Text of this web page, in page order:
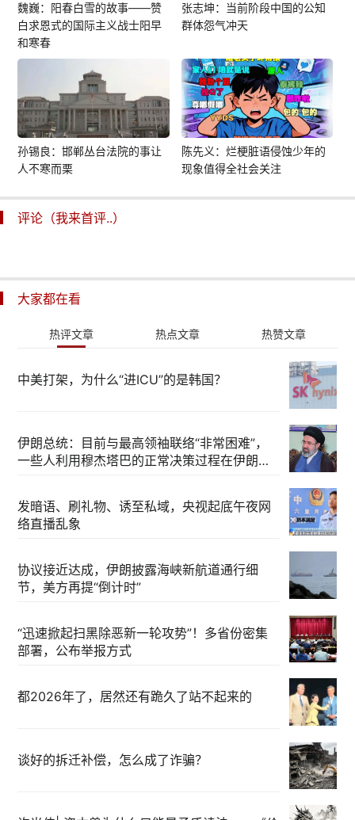
魏巍：阳春白雪的故事——赞
白求恩式的国际主义战士阳早
和寒春
张志坤：当前阶段中国的公知
群体怨气冲天
孙锡良：邯郸丛台法院的事让
人不寒而栗
陈先义：烂梗脏语侵蚀少年的
现象值得全社会关注
评论（我来首评..）
大家都在看
热评文章 热点文章 热赞文章
中美打架，为什么“进ICU”的是韩国？
伊朗总统：目前与最高领袖联络“非常困难”，
一些人利用穆杰塔巴的正常决策过程在伊朗内
发暗语、刷礼物、诱至私域，央视起底午夜网
络直播乱象
协议接近达成，伊朗披露海峡新航道通行细
节，美方再提“倒计时”
“迅速掀起扫黑除恶新一轮攻势”！多省份密集
部署，公布举报方式
都2026年了，居然还有跪久了站不起来的
谈好的拆迁补偿，怎么成了诈骗？